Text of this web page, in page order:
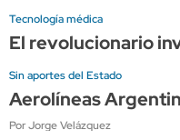
Tecnología médica
El revolucionario
Sin aportes del Estado
Aerolíneas
Por Jorge Velázquez